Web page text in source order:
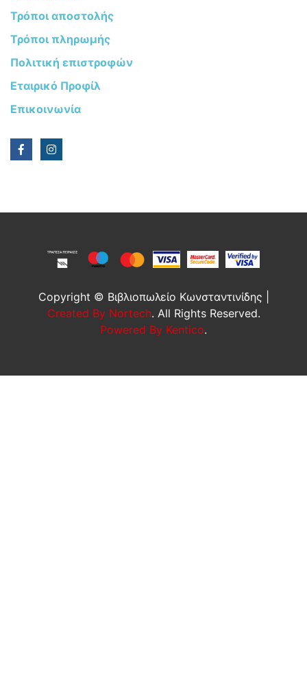
Τρόποι αποστολής
Τρόποι πληρωμής
Πολιτική επιστροφών
Εταιρικό Προφίλ
Επικοινωνία
Copyright © Βιβλιοπωλείο Κωνσταντινίδης |
Created By Nortech. All Rights Reserved.
Powered By Kentico.